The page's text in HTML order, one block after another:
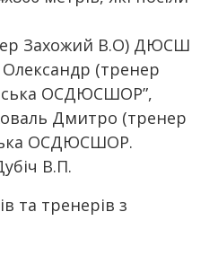
Захожий В.О) ДЮСШ
(тренер
ОСДЮСШОР”,
Дмитро (тренер
ОСДЮСШОР.
В.П.
та тренерів з